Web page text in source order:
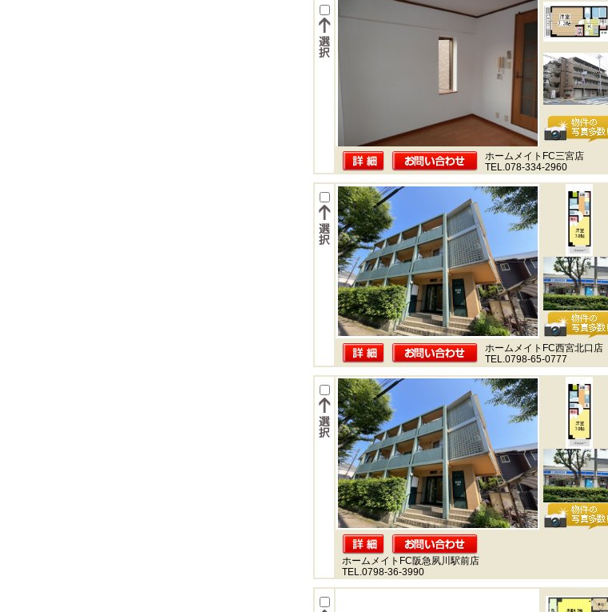
ホームメイトFC三宮店
TEL.078-334-2960
ホームメイトFC西宮北口店
TEL.0798-65-0777
ホームメイトFC阪急夙川駅前店
TEL.0798-36-3990